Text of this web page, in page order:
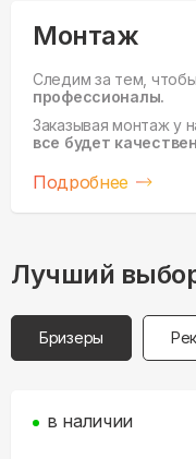
Монтаж
Следим за тем,
профессионалы.
Заказывая монтаж у
все будет
Подробнее
Лучший
Бризеры
в наличии